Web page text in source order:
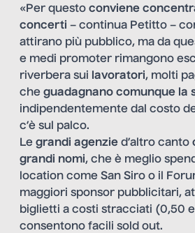
«Per questo conviene
concerti – continua Petitto –
attirano più pubblico, ma da
e medi promoter rimangono
riverbera sui lavoratori, molti
che guadagnano comunque la
indipendentemente dal costo
c’è sul palco.
Le grandi agenzie d’altro canto
grandi nomi, che è meglio
location come San Siro o il
maggiori sponsor pubblicitari,
biglietti a costi stracciati (0,50
consentono facili sold out.